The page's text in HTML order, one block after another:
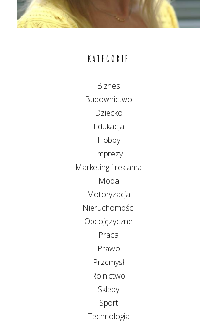
KATEGORIE
Biznes
Budownictwo
Dziecko
Edukacja
Hobby
Imprezy
Marketing i reklama
Moda
Motoryzacja
Nieruchomości
Obcojęzyczne
Praca
Prawo
Przemysł
Rolnictwo
Sklepy
Sport
Technologia